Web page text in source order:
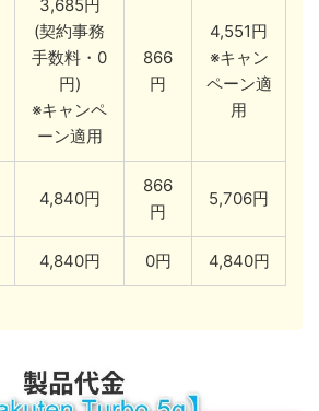
3,685円
(契約事務
手数料・0
円)
※キャンペ
ーン適用
866
円
4,551円
※キャン
ペーン適
用
4,840円
866
円
5,706円
4,840円 0円 4,840円